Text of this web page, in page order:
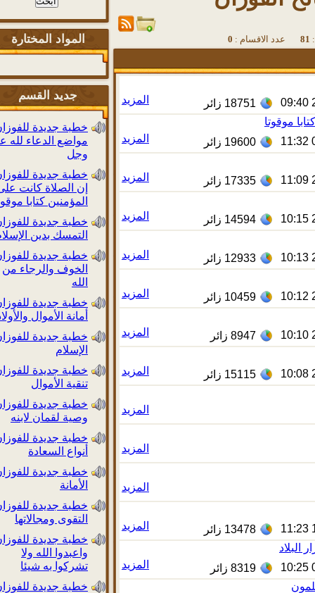
المواد المختارة
جديد القسم
خطبة جديدة للفوزان:
مواضع الدعاء لله عز
وجل
خطبة جديدة للفوزان:
إن الصلاة كانت على
المؤمنين كتابا موقوتا
خطبة جديدة للفوزان:
التمسك بدين الإسلام
خطبة جديدة للفوزان:
الخوف والرجاء من
خطبة جديدة للفوزان:
أمانة الأموال والأولاد
خطبة جديدة للفوزان:
الإسلام
خطبة جديدة للفوزان:
تنقية الأموال
خطبة جديدة للفوزان:
وصية لقمان لابنه
خطبة جديدة للفوزان:
أنواع السعادة
خطبة جديدة للفوزان:
الأمانة
خطبة جديدة للفوزان:
التقوى ومجالاتها
خطبة جديدة للفوزان:
واعبدوا الله ولا
تشركوا به شيئا
خطبة جديدة للفوزان:
عدد الاقسام :0
المزيد 18751 زائر
موقوتا
المزيد
19600 زائر
المزيد 17335 زائر
المزيد 14594 زائر
المزيد 12933 زائر
المزيد 10459 زائر
المزيد 8947 زائر
المزيد 15115 زائر
المزيد
المزيد
المزيد
المزيد 13478 زائر
المزيد
8319 زائر